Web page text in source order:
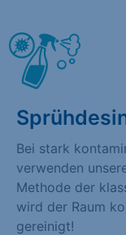
Bei stark
verwenden
Methode der
wird der Raum
gereinigt!